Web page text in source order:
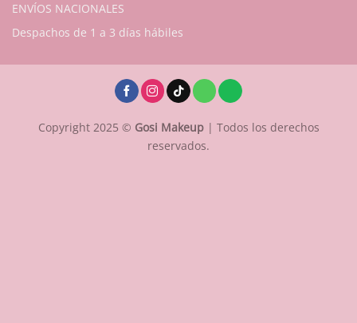
ENVÍOS NACIONALES
Despachos de 1 a 3 días hábiles
Copyright 2025 © Gosi Makeup | Todos los derechos
reservados.